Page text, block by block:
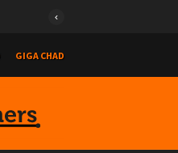
GIGA CHAD